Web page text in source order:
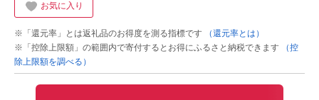
お気に入り
※「還元率」とは返礼品のお得度を測る指標です
（還元率とは）
※「控除上限額」の範囲内で寄付するとお得にふるさと納税できます
（控
除上限額を調べる）